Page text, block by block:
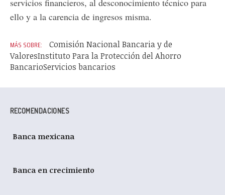
servicios financieros, al desconocimiento técnico para
ello y a la carencia de ingresos misma.
Comisión Nacional Bancaria y de
ValoresInstituto Para la Protección del Ahorro
BancarioServicios bancarios
RECOMENDACIONES
Banca mexicana
Banca en crecimiento